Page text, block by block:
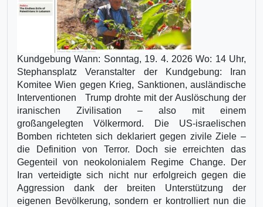
Kundgebung Wann: Sonntag, 19. 4. 2026 Wo: 14 Uhr,
Stephansplatz Veranstalter der Kundgebung: Iran
Komitee Wien gegen Krieg, Sanktionen, ausländische
Interventionen Trump drohte mit der Auslöschung der
iranischen Zivilisation – also mit einem
großangelegten Völkermord. Die US-israelischen
Bomben richteten sich deklariert gegen zivile Ziele –
die Definition von Terror. Doch sie erreichten das
Gegenteil von neokolonialem Regime Change. Der
Iran verteidigte sich nicht nur erfolgreich gegen die
Aggression dank der breiten Unterstützung der
eigenen Bevölkerung, sondern er kontrolliert nun die